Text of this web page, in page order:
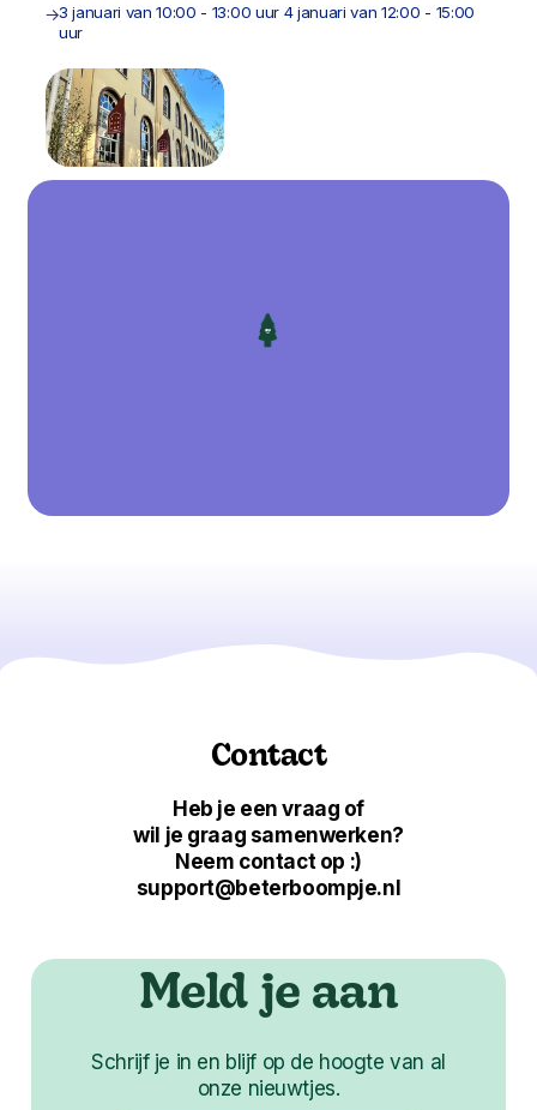
3 januari van 10:00 - 13:00 uur 4 januari van 12:00 - 15:00
uur
Contact
Heb je een vraag of
wil je graag samenwerken?
Neem contact op :)
support@beterboompje.nl
Meld je aan
Schrijf je in en blijf op de hoogte van al
onze nieuwtjes.